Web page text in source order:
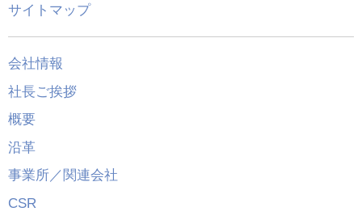
サイトマップ
会社情報
社長ご挨拶
概要
沿革
事業所／関連会社
CSR